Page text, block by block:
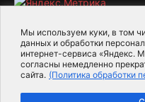
Мы используем куки, в том
данных и обработки
интернет-сервиса «Яндекс.
согласны немедленно
сайта. (Политика обработки
2015-2026- Информационное
Для справки Об издании